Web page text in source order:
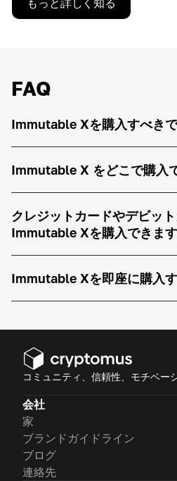
もっと詳しく知る
FAQ
Immutable Xを購入すべき
Immutable X をどこで購入
クレジットカードやデビッ
Immutable Xを購入できま
Immutable Xを即座に購入
コミュニティ、信頼性、モチベー
会社
家
ブランドガイドライン
ブログ
連絡先